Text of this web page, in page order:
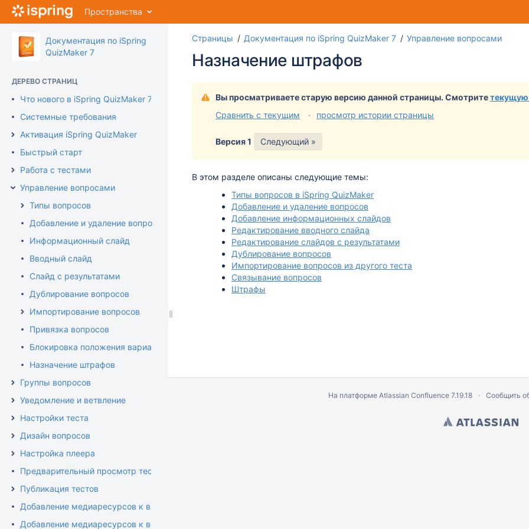
Перейти
содержимому
assistive.skiplink.to.breadcrumbs
assistive.skiplink.to.quick.search
Пространства
Документация по iSpring
QuizMaker 7
ДЕРЕВО СТРАНИЦ
Что нового в iSpring QuizMaker 7
Системные требования
Активация iSpring QuizMaker
Быстрый старт
Работа с тестами
Управление вопросами
Типы вопросов
Добавление и удаление вопросов
Информационный слайд
Вводный слайд
Слайд с результатами
Дублирование вопросов
Импортирование вопросов
Привязка вопросов
Блокировка положения варианта ответа
Назначение штрафов
Группы вопросов
Уведомление и ветвление
Настройки теста
Дизайн вопросов
Настройка плеера
Предварительный просмотр теста
Публикация тестов
Добавление медиаресурсов к вариантам ответа
Добавление медиаресурсов к вопросам
Страницы Документация по iSpring QuizMaker 7 Управление вопросами
Назначение штрафов
Вы просматриваете старую версию данной страницы. Смотрите
Сравнить с текущим
просмотр истории страницы
Версия 1 Следующий »
В этом разделе описаны следующие темы:
Типы вопросов в iSpring QuizMaker
Добавление и удаление вопросов
Добавление информационных слайдов
Редактирование вводного слайда
Редактирование слайдов с результатами
Дублирование вопросов
Импортирование вопросов из другого теста
Связывание вопросов
Штрафы
На платформе Atlassian Confluence 7.19.18 Сообщить